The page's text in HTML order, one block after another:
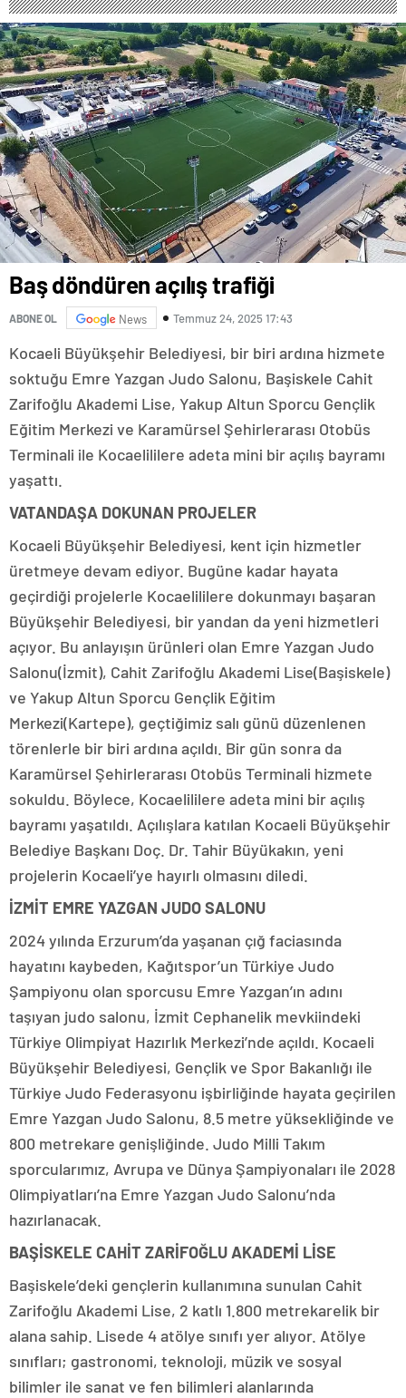
Baş döndüren açılış trafiği
ABONE OL News Temmuz 24, 2025 17:43
Kocaeli Büyükşehir Belediyesi, bir biri ardına hizmete
soktuğu Emre Yazgan Judo Salonu, Başiskele Cahit
Zarifoğlu Akademi Lise, Yakup Altun Sporcu Gençlik
Eğitim Merkezi ve Karamürsel Şehirlerarası Otobüs
Terminali ile Kocaelililere adeta mini bir açılış bayramı
yaşattı.
VATANDAŞA DOKUNAN PROJELER
Kocaeli Büyükşehir Belediyesi, kent için hizmetler
üretmeye devam ediyor. Bugüne kadar hayata
geçirdiği projelerle Kocaelililere dokunmayı başaran
Büyükşehir Belediyesi, bir yandan da yeni hizmetleri
açıyor. Bu anlayışın ürünleri olan Emre Yazgan Judo
Salonu(İzmit), Cahit Zarifoğlu Akademi Lise(Başiskele)
ve Yakup Altun Sporcu Gençlik Eğitim
Merkezi(Kartepe), geçtiğimiz salı günü düzenlenen
törenlerle bir biri ardına açıldı. Bir gün sonra da
Karamürsel Şehirlerarası Otobüs Terminali hizmete
sokuldu. Böylece, Kocaelililere adeta mini bir açılış
bayramı yaşatıldı. Açılışlara katılan Kocaeli Büyükşehir
Belediye Başkanı Doç. Dr. Tahir Büyükakın, yeni
projelerin Kocaeli’ye hayırlı olmasını diledi.
İZMİT EMRE YAZGAN JUDO SALONU
2024 yılında Erzurum’da yaşanan çığ faciasında
hayatını kaybeden, Kağıtspor’un Türkiye Judo
Şampiyonu olan sporcusu Emre Yazgan’ın adını
taşıyan judo salonu, İzmit Cephanelik mevkiindeki
Türkiye Olimpiyat Hazırlık Merkezi’nde açıldı. Kocaeli
Büyükşehir Belediyesi, Gençlik ve Spor Bakanlığı ile
Türkiye Judo Federasyonu işbirliğinde hayata geçirilen
Emre Yazgan Judo Salonu, 8.5 metre yüksekliğinde ve
800 metrekare genişliğinde. Judo Milli Takım
sporcularımız, Avrupa ve Dünya Şampiyonaları ile 2028
Olimpiyatları’na Emre Yazgan Judo Salonu’nda
hazırlanacak.
BAŞİSKELE CAHİT ZARİFOĞLU AKADEMİ LİSE
Başiskele’deki gençlerin kullanımına sunulan Cahit
Zarifoğlu Akademi Lise, 2 katlı 1.800 metrekarelik bir
alana sahip. Lisede 4 atölye sınıfı yer alıyor. Atölye
sınıfları; gastronomi, teknoloji, müzik ve sosyal
bilimler ile sanat ve fen bilimleri alanlarında